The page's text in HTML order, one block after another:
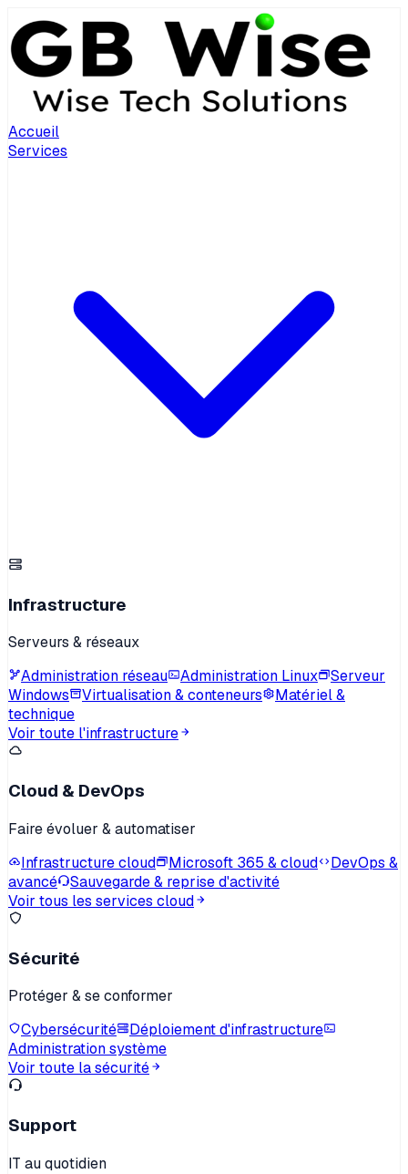
Accueil
Services
Infrastructure
Serveurs & réseaux
Administration réseau
Administration Linux
Serveur
Windows
Virtualisation & conteneurs
Matériel &
technique
Voir toute l'infrastructure
Cloud & DevOps
Faire évoluer & automatiser
Infrastructure cloud
Microsoft 365 & cloud
DevOps &
avancé
Sauvegarde & reprise d'activité
Voir tous les services cloud
Sécurité
Protéger & se conformer
Cybersécurité
Déploiement d'infrastructure
Administration système
Voir toute la sécurité
Support
IT au quotidien